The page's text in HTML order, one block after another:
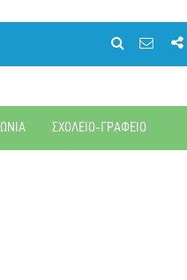
ΣΧΟΛΕΙΟ-ΓΡΑΦΕΙΟ